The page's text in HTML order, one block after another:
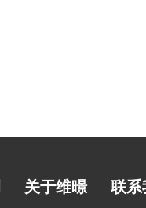
关于维暻 联系